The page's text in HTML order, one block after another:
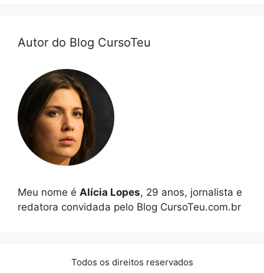
Autor do Blog CursoTeu
Meu nome é Alícia Lopes, 29 anos, jornalista e
redatora convidada pelo Blog CursoTeu.com.br
Todos os direitos reservados